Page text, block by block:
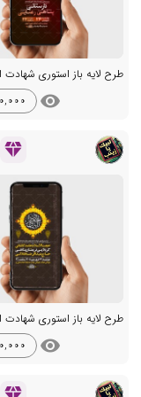
visibility
diamond
visibility